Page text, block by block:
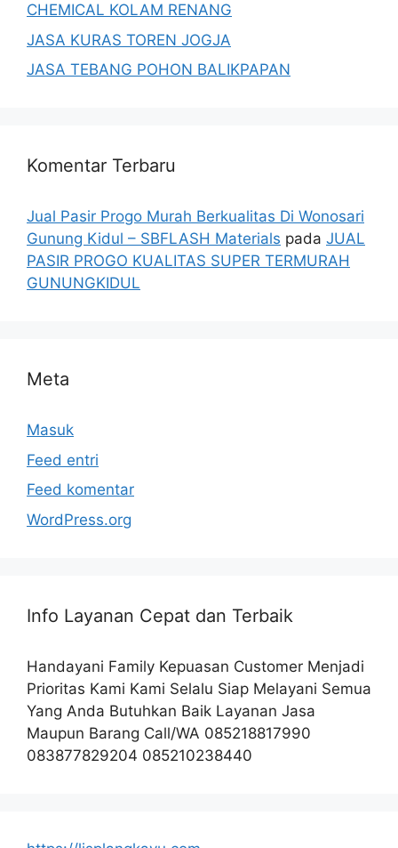
CHEMICAL KOLAM RENANG
JASA KURAS TOREN JOGJA
JASA TEBANG POHON BALIKPAPAN
Komentar Terbaru
Jual Pasir Progo Murah Berkualitas Di Wonosari
Gunung Kidul – SBFLASH Materials pada JUAL
PASIR PROGO KUALITAS SUPER TERMURAH
GUNUNGKIDUL
Meta
Masuk
Feed entri
Feed komentar
WordPress.org
Info Layanan Cepat dan Terbaik
Handayani Family Kepuasan Customer Menjadi
Prioritas Kami Kami Selalu Siap Melayani Semua
Yang Anda Butuhkan Baik Layanan Jasa
Maupun Barang Call/WA 085218817990
083877829204 085210238440